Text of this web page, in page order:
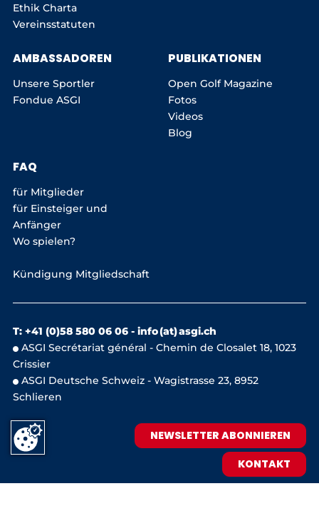
Ethik Charta
Vereinsstatuten
AMBASSADOREN
Unsere Sportler
Fondue ASGI
PUBLIKATIONEN
Open Golf Magazine
Fotos
Videos
Blog
FAQ
für Mitglieder
für Einsteiger und
Anfänger
Wo spielen?
Kündigung Mitgliedschaft
T: +41 (0)58 580 06 06 - info (at) asgi.ch
ASGI Secrétariat général - Chemin de Closalet 18, 1023
Crissier
ASGI Deutsche Schweiz - Wagistrasse 23, 8952
Schlieren
NEWSLETTER ABONNIEREN
KONTAKT